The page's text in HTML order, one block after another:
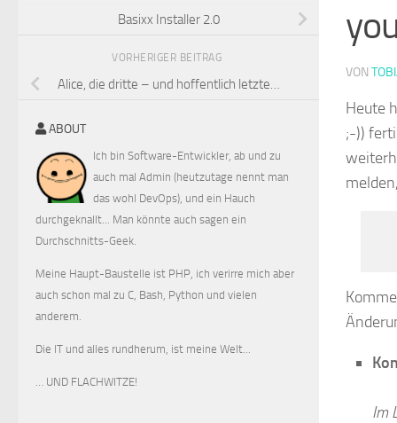
VON
Heute
;-))
Im
Basixx Installer 2.0
VORHERIGER BEITRAG
Alice, die dritte – und hoffentlich letzte…
ABOUT
Ich bin Software-Entwickler, ab und zu
auch mal Admin (heutzutage nennt man
das wohl DevOps), und ein Hauch
durchgeknallt... Man könnte auch sagen ein
Durchschnitts-Geek.
Meine Haupt-Baustelle ist PHP, ich verirre mich aber
auch schon mal zu C, Bash, Python und vielen
anderem.
Die IT und alles rundherum, ist meine Welt...
… UND FLACHWITZE!